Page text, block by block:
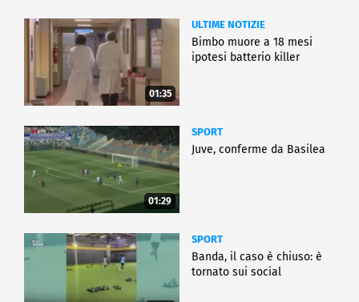
01:35
ULTIME NOTIZIE
Bimbo muore a 18 mesi
ipotesi batterio killer
01:29
SPORT
Juve, conferme da Basilea
SPORT
Banda, il caso è chiuso: è
tornato sui social